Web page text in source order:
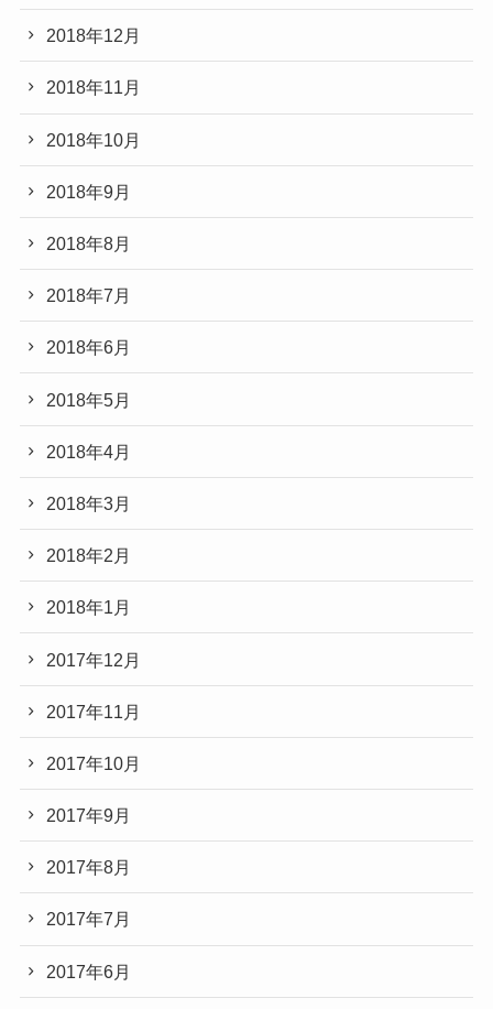
2018年12月
2018年11月
2018年10月
2018年9月
2018年8月
2018年7月
2018年6月
2018年5月
2018年4月
2018年3月
2018年2月
2018年1月
2017年12月
2017年11月
2017年10月
2017年9月
2017年8月
2017年7月
2017年6月